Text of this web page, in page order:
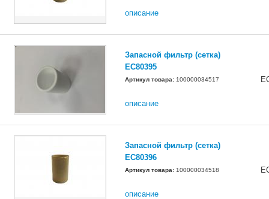
описание
Запасной фильтр (сетка)
EC80395
Артикул товара: 100000034517
описание
Запасной фильтр (сетка)
EC80396
Артикул товара: 100000034518
описание